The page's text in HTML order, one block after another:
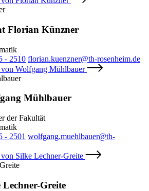
Florian Künzner
- 2510 florian.kuenzner@th-rosenheim.de
von Wolfgang Mühlbauer
Mühlbauer
der Fakultät
- 2501 wolfgang.muehlbauer@th-
Silke Lechner-Greite
Greite